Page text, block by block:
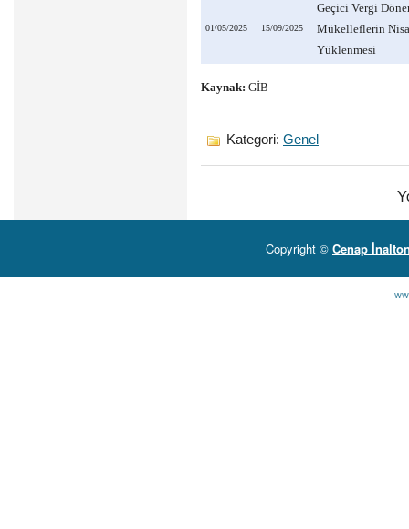
01/05/2025 15/09/2025
Geçici Vergi
Mükelleflerin
Yüklenmesi
Kaynak: GİB
Kategori: Genel
Copyright © Cenap